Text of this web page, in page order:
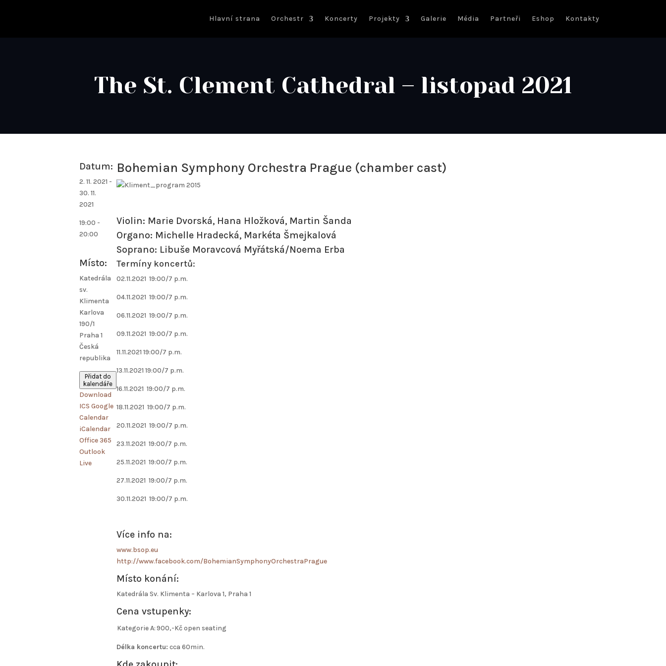
Hlavní strana Orchestr Koncerty Projekty Galerie Média Partneři Eshop Kontakty
The St. Clement Cathedral – listopad 2021
Datum:
2. 11. 2021 -
30. 11.
2021
19:00 -
20:00
Místo:
Katedrála
sv.
Klimenta
Karlova
190/1
Praha 1
Česká
republika
Přidat do
kalendáře
Download
ICS Google
Calendar
iCalendar
Office 365
Outlook
Live
Bohemian Symphony Orchestra Prague (chamber cast)
Violin: Marie Dvorská, Hana Hložková, Martin Šanda
Organo: Michelle Hradecká, Markéta Šmejkalová
Soprano: Libuše Moravcová Myřátská/Noema Erba
Termíny koncertů:
02.11.2021 19:00/7 p.m.
04.11.2021 19:00/7 p.m.
06.11.2021 19:00/7 p.m.
09.11.2021 19:00/7 p.m.
11.11.2021 19:00/7 p.m.
13.11.2021 19:00/7 p.m.
16.11.2021 19:00/7 p.m.
18.11.2021 19:00/7 p.m.
20.11.2021 19:00/7 p.m.
23.11.2021 19:00/7 p.m.
25.11.2021 19:00/7 p.m.
27.11.2021 19:00/7 p.m.
30.11.2021 19:00/7 p.m.
Více info na:
www.bsop.eu
http://www.facebook.com/BohemianSymphonyOrchestraPrague
Místo konání:
Katedrála Sv. Klimenta – Karlova 1, Praha 1
Cena vstupenky:
Kategorie A:900,-Kč open seating
Délka koncertu: cca 60min.